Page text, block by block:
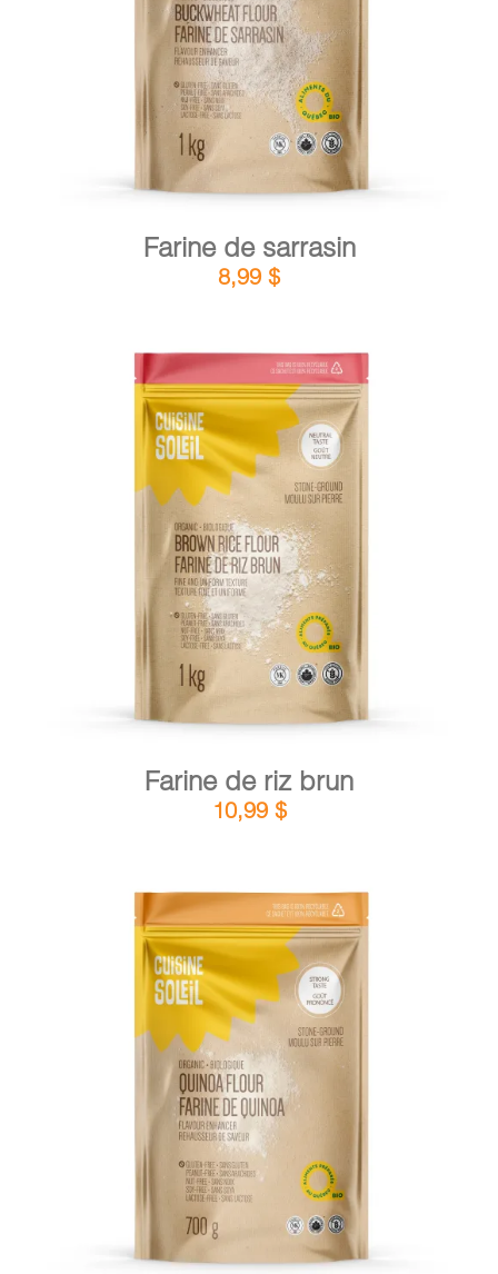
AJOUTER AU PANIER / DÉTAILS
Farine de sarrasin
8,99 $
AJOUTER AU PANIER DÉTAILS
Farine de riz brun
10,99 $
AJOUTER AU PANIER